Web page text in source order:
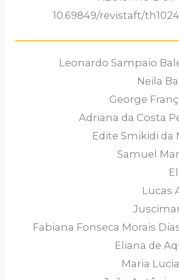
10.69849/revistaft/
Leonardo Sampaio
Neila
George
Adriana da Costa
Edite Smikidi da
Samuel
Lucas
Fabiana Fonseca Morais
Eliana de
Maria